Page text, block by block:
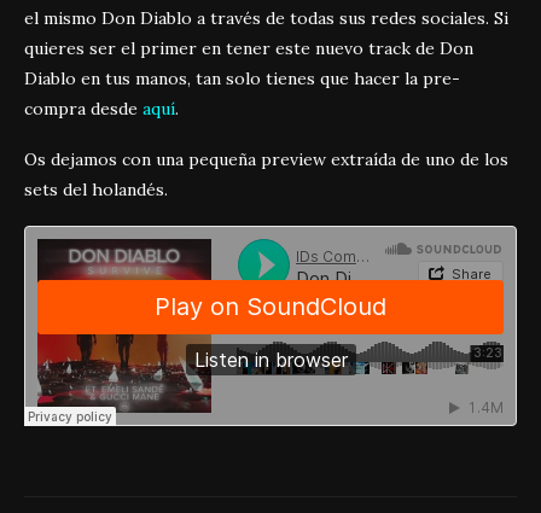
el mismo Don Diablo a través de todas sus redes sociales. Si
quieres ser el primer en tener este nuevo track de Don
Diablo en tus manos, tan solo tienes que hacer la pre-
compra desde aquí.
Os dejamos con una pequeña preview extraída de uno de los
sets del holandés.